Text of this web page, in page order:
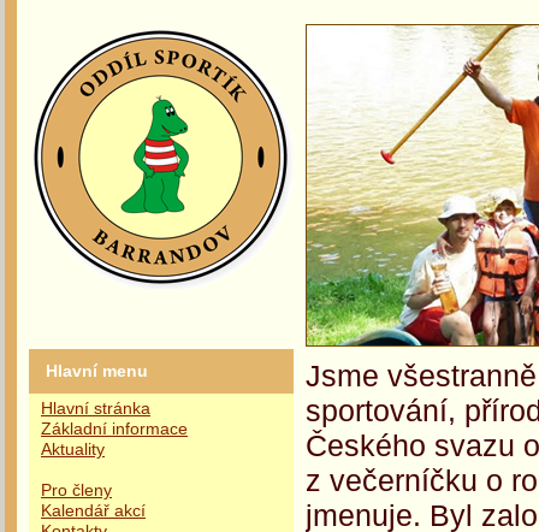
Hlavní menu
Hlavní stránka
Základní informace
Aktuality
Pro členy
Kalendář akcí
Jsme
sportování,
Českého svazu
z večerníčku o
jmenuje. Byl